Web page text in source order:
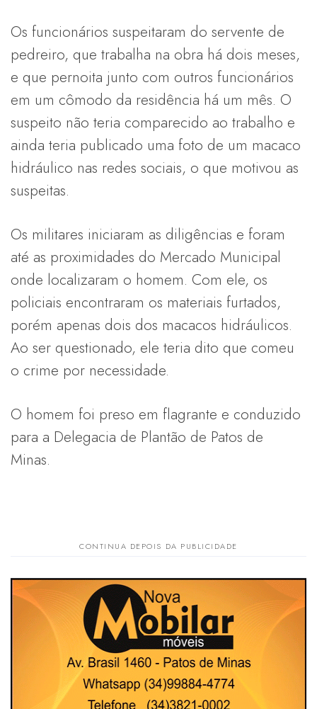
Os funcionários suspeitaram do servente de
pedreiro, que trabalha na obra há dois meses,
e que pernoita junto com outros funcionários
em um cômodo da residência há um mês. O
suspeito não teria comparecido ao trabalho e
ainda teria publicado uma foto de um macaco
hidráulico nas redes sociais, o que motivou as
suspeitas.
Os militares iniciaram as diligências e foram
até as proximidades do Mercado Municipal
onde localizaram o homem. Com ele, os
policiais encontraram os materiais furtados,
porém apenas dois dos macacos hidráulicos.
Ao ser questionado, ele teria dito que comeu
o crime por necessidade.
O homem foi preso em flagrante e conduzido
para a Delegacia de Plantão de Patos de
Minas.